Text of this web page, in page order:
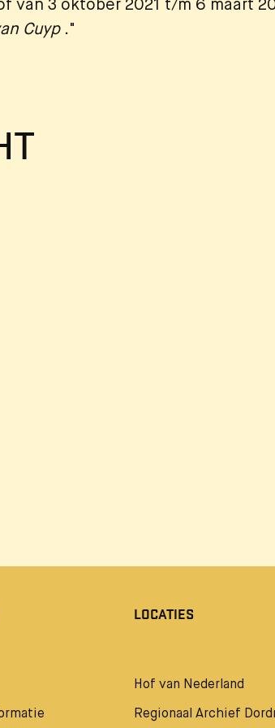
van 3 oktober 2021 t/m 6 maart
Cuyp."
LOCATIES
Hof van Nederland
Regionaal Archief